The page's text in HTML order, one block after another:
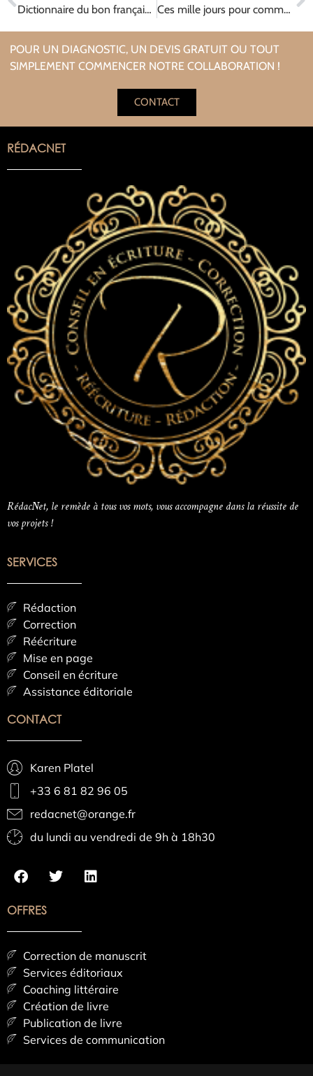
Dictionnaire du bon français contemporain avec des exemples effrontés et des commentaires insolents de Françoise Nore
Ces mille jours pour commencer à être père de Francis Guthleben
POUR UN DIAGNOSTIC, UN DEVIS GRATUIT OU TOUT
SIMPLEMENT COMMENCER NOTRE COLLABORATION !
CONTACT
RÉDACNET
RédacNet, le remède à tous vos mots, vous accompagne dans la réussite de
vos projets !
SERVICES
Rédaction
Correction
Réécriture
Mise en page
Conseil en écriture
Assistance éditoriale
CONTACT
Karen Platel
+33 6 81 82 96 05
redacnet@orange.fr
du lundi au vendredi de 9h à 18h30
OFFRES
Correction de manuscrit
Services éditoriaux
Coaching littéraire
Création de livre
Publication de livre
Services de communication